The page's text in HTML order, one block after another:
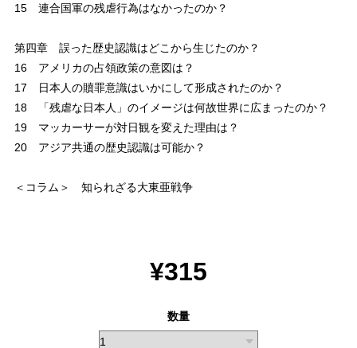
15 連合国軍の残虐行為はなかったのか？
第四章 誤った歴史認識はどこから生じたのか？
16 アメリカの占領政策の意図は？
17 日本人の贖罪意識はいかにして形成されたのか？
18 「残虐な日本人」のイメージは何故世界に広まったのか？
19 マッカーサーが対日観を変えた理由は？
20 アジア共通の歴史認識は可能か？
＜コラム＞ 知られざる大東亜戦争
¥315
数量